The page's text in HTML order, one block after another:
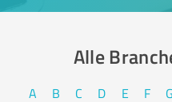
Alle
A B C D E F G